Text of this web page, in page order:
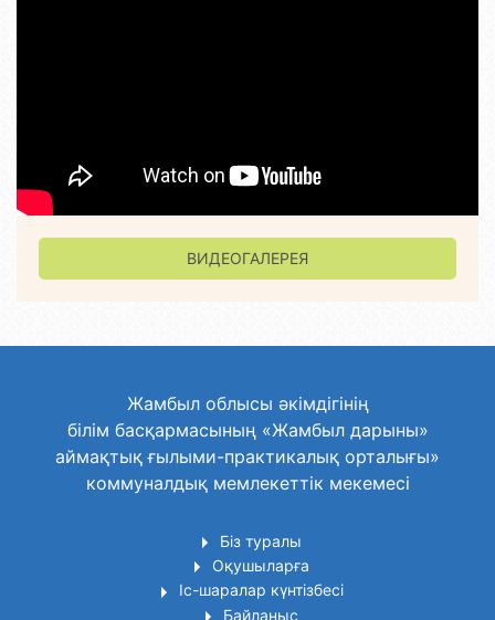
ВИДЕОГАЛЕРЕЯ
Жамбыл облысы әкімдігінің
білім басқармасының «Жамбыл дарыны»
аймақтық ғылыми-практикалық орталығы»
коммуналдық мемлекеттік мекемесі
Біз туралы
Оқушыларға
Іс-шаралар күнтізбесі
Байланыс